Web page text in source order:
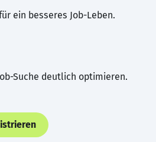
ein besseres Job-Leben.
Suche deutlich optimieren.